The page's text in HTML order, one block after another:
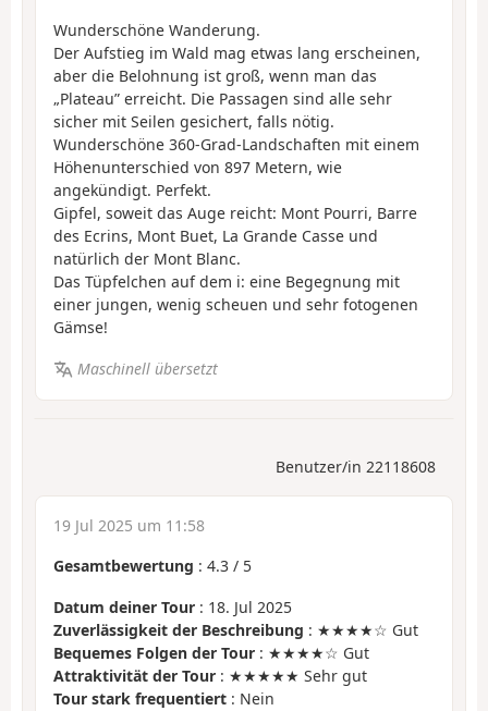
Wunderschöne Wanderung.
Der Aufstieg im Wald mag etwas lang erscheinen,
aber die Belohnung ist groß, wenn man das
„Plateau” erreicht. Die Passagen sind alle sehr
sicher mit Seilen gesichert, falls nötig.
Wunderschöne 360-Grad-Landschaften mit einem
Höhenunterschied von 897 Metern, wie
angekündigt. Perfekt.
Gipfel, soweit das Auge reicht: Mont Pourri, Barre
des Ecrins, Mont Buet, La Grande Casse und
natürlich der Mont Blanc.
Das Tüpfelchen auf dem i: eine Begegnung mit
einer jungen, wenig scheuen und sehr fotogenen
Gämse!
Maschinell übersetzt
Benutzer/in 22118608
19 Jul 2025 um 11:58
Gesamtbewertung : 4.3 / 5
Datum deiner Tour : 18. Jul 2025
Zuverlässigkeit der Beschreibung : ★★★★☆ Gut
Bequemes Folgen der Tour : ★★★★☆ Gut
Attraktivität der Tour : ★★★★★ Sehr gut
Tour stark frequentiert : Nein